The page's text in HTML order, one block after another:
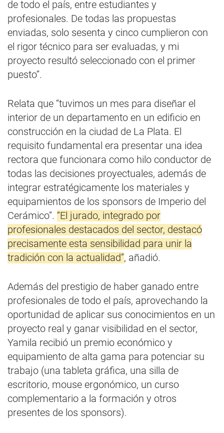
de todo el país, entre estudiantes y
profesionales. De todas las propuestas
enviadas, solo sesenta y cinco cumplieron con
el rigor técnico para ser evaluadas, y mi
proyecto resultó seleccionado con el primer
puesto”.
Relata que “tuvimos un mes para diseñar el
interior de un departamento en un edificio en
construcción en la ciudad de La Plata. El
requisito fundamental era presentar una idea
rectora que funcionara como hilo conductor de
todas las decisiones proyectuales, además de
integrar estratégicamente los materiales y
equipamientos de los sponsors de Imperio del
Cerámico”. “El jurado, integrado por
profesionales destacados del sector, destacó
precisamente esta sensibilidad para unir la
tradición con la actualidad”, añadió.
Además del prestigio de haber ganado entre
profesionales de todo el país, aprovechando la
oportunidad de aplicar sus conocimientos en un
proyecto real y ganar visibilidad en el sector,
Yamila recibió un premio económico y
equipamiento de alta gama para potenciar su
trabajo (una tableta gráfica, una silla de
escritorio, mouse ergonómico, un curso
complementario a la formación y otros
presentes de los sponsors).